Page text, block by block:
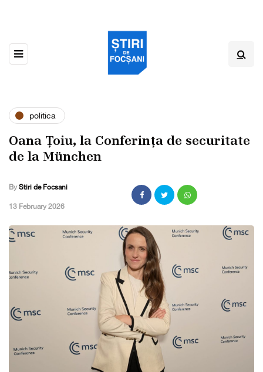
politica
Oana Țoiu, la Conferința de securitate
de la München
By Stiri de Focsani
,13 February 2026